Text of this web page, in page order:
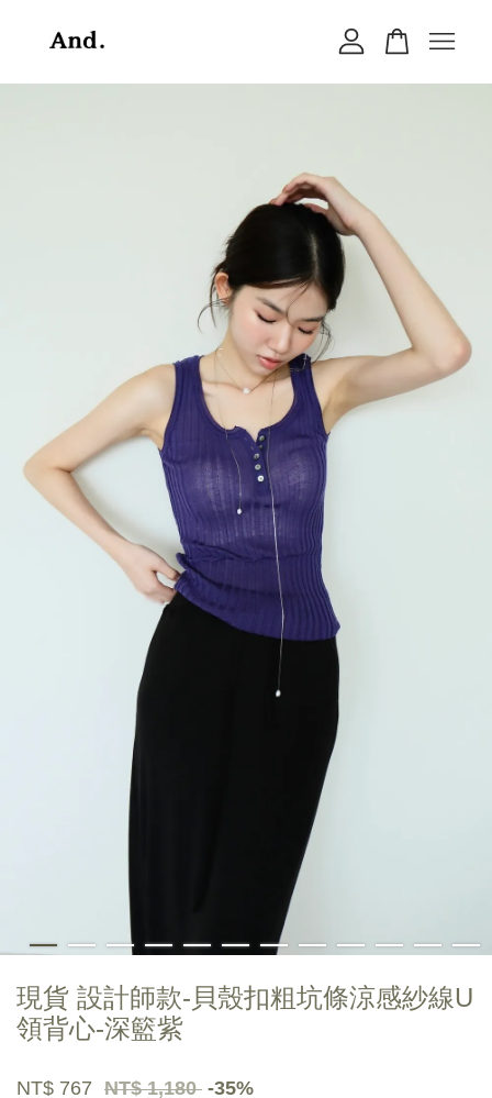
現貨 設計師款-貝殼扣粗坑條涼感紗線U
領背心-深籃紫
NT$ 767 NT$ 1,180 -35%